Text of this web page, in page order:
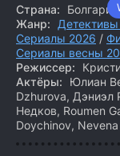
Страна:
Болгария
Жанр:
Сериалы 2026 /
Сериалы весны
Режиссер:
Актёры:
Юлиан
Dzhurova, Дэниэл
Недков, Roumen
Doychinov,